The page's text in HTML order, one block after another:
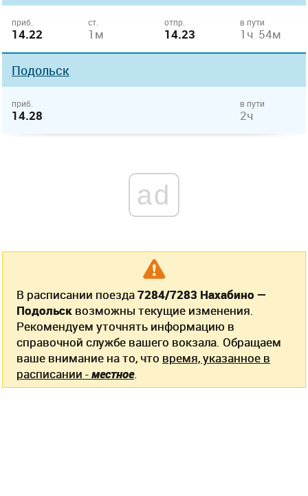
приб.
14.22
ст.
1м
отпр.
14.23
в пути
1ч 54м
Подольск
приб.
14.28
в пути
2ч
ad
В расписании поезда7284/7283 Нахабино —
Подольск возможны текущие изменения.
Рекомендуем уточнять информацию в
справочной службе вашего вокзала. Обращаем
ваше внимание на то, что время, указанное в
расписании -местное.